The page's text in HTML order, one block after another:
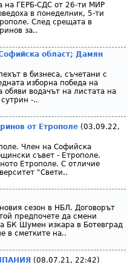
на ГЕРБ-СДС от 26-ти МИР
в понеделник, 5-ти
След срещата в
за..
област; Дамян
в бизнеса, съчетани с
изборна победа на
водачът на листата на
-..
от Етрополе(03.09.22,
Член на Софийска
съвет - Етрополе.
Етрополе. С отличие
"Свети..
сезон в НБЛ. Договорът
предпочете да смени
БК Шумен изкара в Ботевград
в сметките на..
(08.07.21, 22:42)